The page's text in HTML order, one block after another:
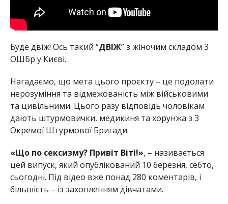
Буде двіж! Ось такий “ДВІЖ” з жіночим складом 3
ОШБр у Києві.
Нагадаємо, що мета цього проєкту – це подолати
нерозуміння та відмежованість між військовими
та цивільними. Цього разу відповідь чоловікам
дають штурмовички, медикиня та хорунжа з 3
Окремої Штурмової Бригади.
«Що по сексизму? Привіт Віті!», – називається
цей випуск, який опублікований 10 березня, себто,
сьогодні. Під відео вже понад 280 коментарів, і
більшість – із захопленням дівчатами.